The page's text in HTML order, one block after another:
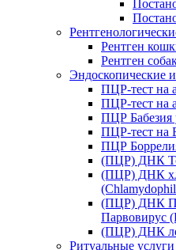
Рентген
Рентген
Эндоскопические
ПЦР-тест на
ПЦР-тест на
ПЦР
ПЦР-тест на
ПЦР
(ПЦР) ДНК
(ПЦР) ДНК
(ПЦР) ДНК
Парвовирус
(ПЦР) ДНК
Ритуальные услуги